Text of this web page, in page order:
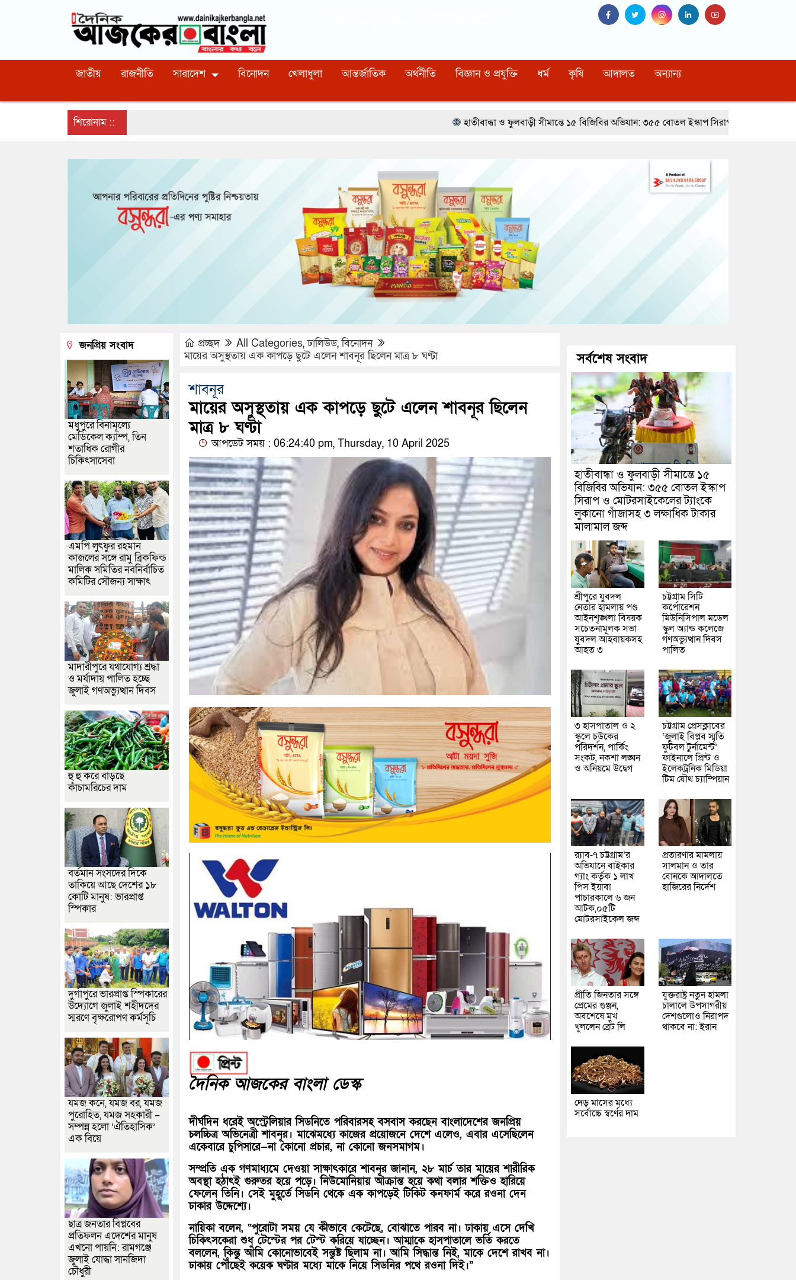
জাতীয় রাজনীতি সারাদেশ বিনোদন খেলাধুলা আন্তর্জাতিক অর্থনীতি বিজ্ঞান ও প্রযুক্তি ধর্ম কৃষি আদালত অন্যান্য
শিরোনাম :: হাতীবান্ধা ও ফুলবাড়ী সীমান্তে ১৫ বিজিবির অভিযান: ৩৫৫ বোতল ইস্কাপ সিরাপ ও মোটরসাইকেলের ট্যাংকে লুকানো
প্রচ্ছদ All Categories,ঢালিউড,বিনোদন
মায়ের অসুস্থতায় এক কাপড়ে ছুটে এলেন শাবনূর ছিলেন মাত্র ৮ ঘণ্টা
শাবনূর
মায়ের অসুস্থতায় এক কাপড়ে ছুটে এলেন শাবনূর ছিলেন
মাত্র ৮ ঘণ্টা
আপডেট সময় : 06:24:40 pm, Thursday, 10 April 2025
দৈনিক আজকের বাংলা ডেস্ক
দীর্ঘদিন ধরেই অস্ট্রেলিয়ার সিডনিতে পরিবারসহ বসবাস করছেন বাংলাদেশের জনপ্রিয়
চলচ্চিত্র অভিনেত্রী শাবনূর। মাঝেমধ্যে কাজের প্রয়োজনে দেশে এলেও, এবার এসেছিলেন
একেবারে চুপিসারে—না কোনো প্রচার, না কোনো জনসমাগম।
সম্প্রতি এক গণমাধ্যমে দেওয়া সাক্ষাৎকারে শাবনূর জানান, ২৮ মার্চ তার মায়ের শারীরিক
অবস্থা হঠাৎই গুরুতর হয়ে পড়ে। নিউমোনিয়ায় আক্রান্ত হয়ে কথা বলার শক্তিও হারিয়ে
ফেলেন তিনি। সেই মুহূর্তে সিডনি থেকে এক কাপড়েই টিকিট কনফার্ম করে রওনা দেন
ঢাকার উদ্দেশ্যে।
নায়িকা বলেন, “পুরোটা সময় যে কীভাবে কেটেছে, বোঝাতে পারব না। ঢাকায় এসে দেখি
চিকিৎসকেরা শুধু টেস্টের পর টেস্ট করিয়ে যাচ্ছেন। আম্মাকে হাসপাতালে ভর্তি করতে
বললেন, কিন্তু আমি কোনোভাবেই সন্তুষ্ট ছিলাম না। আমি সিদ্ধান্ত নিই, মাকে দেশে রাখব না।
ঢাকায় পৌঁছেই কয়েক ঘণ্টার মধ্যে মাকে নিয়ে সিডনির পথে রওনা দিই।”
জনপ্রিয় সংবাদ
মধুপুরে বিনামূল্যে
মেডিকেল ক্যাম্প, তিন
শতাধিক রোগীর
চিকিৎসাসেবা
এমপি লুৎফুর রহমান
কাজলের সঙ্গে রামু ব্রিকফিল্ড
মালিক সমিতির নবনির্বাচিত
কমিটির সৌজন্য সাক্ষাৎ
মাদারীপুরে যথাযোগ্য শ্রদ্ধা
ও মর্যাদায় পালিত হচ্ছে
জুলাই গণঅভ্যুত্থান দিবস
হু হু করে বাড়ছে
কাঁচামরিচের দাম
বর্তমান সংসদের দিকে
তাকিয়ে আছে দেশের ১৮
কোটি মানুষ: ভারপ্রাপ্ত
স্পিকার
দুর্গাপুরে ভারপ্রাপ্ত স্পিকারের
উদ্যোগে জুলাই শহীদদের
স্মরণে বৃক্ষরোপণ কর্মসূচি
যমজ কনে, যমজ বর, যমজ
পুরোহিত, যমজ সহকারী –
সম্পন্ন হলো ‘ঐতিহাসিক’
এক বিয়ে
ছাত্র জনতার বিপ্লবের
প্রতিফলন এদেশের মানুষ
এখনো পায়নি: রামগঞ্জে
জুলাই যোদ্ধা সানজিদা
চৌধুরী
সর্বশেষ সংবাদ
হাতীবান্ধা ও ফুলবাড়ী সীমান্তে ১৫
বিজিবির অভিযান: ৩৫৫ বোতল ইস্কাপ
সিরাপ ও মোটরসাইকেলের ট্যাংকে
লুকানো গাঁজাসহ ৩ লক্ষাধিক টাকার
মালামাল জব্দ
শ্রীপুরে যুবদল
নেতার হামলায় পণ্ড
আইনশৃঙ্খলা বিষয়ক
সচেতনামূলক সভা
যুবদল আহবায়কসহ
আহত ৩
চট্টগ্রাম সিটি
কর্পোরেশন
মিউনিসিপাল মডেল
স্কুল অ্যান্ড কলেজে
গণঅভ্যুত্থান দিবস
পালিত
৩ হাসপাতাল ও ২
স্কুলে চউকের
পরিদর্শন, পার্কিং
সংকট, নকশা লঙ্ঘন
ও অনিয়মে উদ্বেগ
চট্টগ্রাম প্রেসক্লাবের
‘জুলাই বিপ্লব স্মৃতি
ফুটবল টুর্নামেন্ট’
ফাইনালে প্রিন্ট ও
ইলেকট্রনিক মিডিয়া
টিম যৌথ চ্যাম্পিয়ান
র‌্যাব-৭ চট্টগ্রাম’র
অভিযানে বাইকার
গ্যাং কর্তৃক ১ লাখ
পিস ইয়াবা
পাচারকালে ৬ জন
আটক,০৫টি
মোটরসাইকেল জব্দ
প্রতারণার মামলায়
সালমান ও তার
বোনকে আদালতে
হাজিরের নির্দেশ
প্রীতি জিনতার সঙ্গে
প্রেমের গুঞ্জন,
অবশেষে মুখ
খুললেন ব্রেট লি
যুক্তরাষ্ট্র নতুন হামলা
চালালে উপসাগরীয়
দেশগুলোও নিরাপদ
থাকবে না: ইরান
দেড় মাসের মধ্যে
সর্বোচ্চে স্বর্ণের দাম